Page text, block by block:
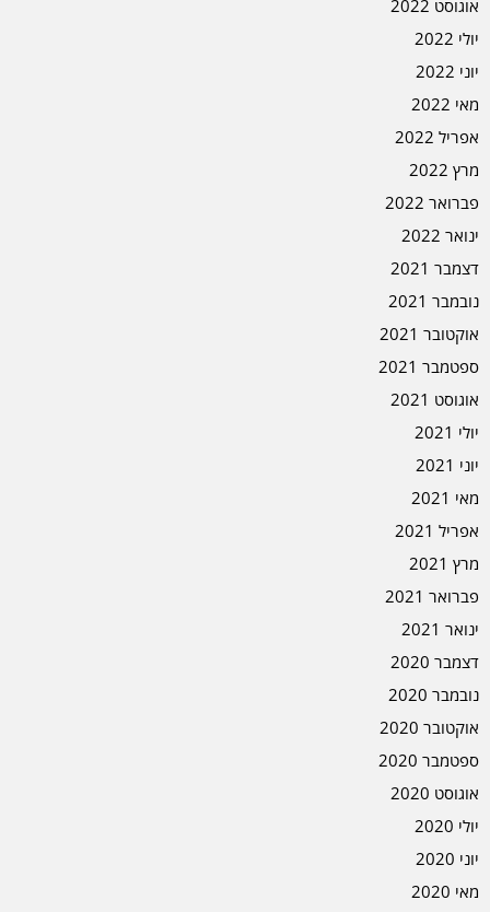
אוגוסט 2022
יולי 2022
יוני 2022
מאי 2022
אפריל 2022
מרץ 2022
פברואר 2022
ינואר 2022
דצמבר 2021
נובמבר 2021
אוקטובר 2021
ספטמבר 2021
אוגוסט 2021
יולי 2021
יוני 2021
מאי 2021
אפריל 2021
מרץ 2021
פברואר 2021
ינואר 2021
דצמבר 2020
נובמבר 2020
אוקטובר 2020
ספטמבר 2020
אוגוסט 2020
יולי 2020
יוני 2020
מאי 2020